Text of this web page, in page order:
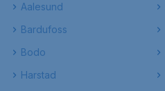
Aalesund
Bardufoss
Bodo
Harstad